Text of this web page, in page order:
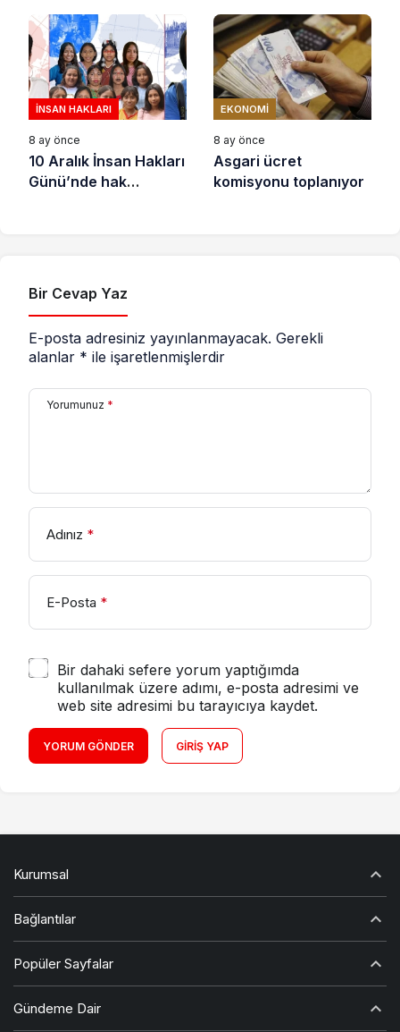
açıkladı
litre sıvı yağ ele
geçirildi
İNSAN HAKLARI
8 ay önce
10 Aralık İnsan Hakları
Günü’nde hak
EKONOMI
8 ay önce
Asgari ücret
komisyonu toplanıyor
Bir Cevap Yaz
E-posta adresiniz yayınlanmayacak. Gerekli
alanlar * ile işaretlenmişlerdir
Yorumunuz *
Adınız *
E-Posta *
Bir dahaki sefere yorum yaptığımda
kullanılmak üzere adımı, e-posta adresimi ve
web site adresimi bu tarayıcıya kaydet.
YORUM GÖNDER GIRIŞ YAP
Kurumsal
Bağlantılar
Popüler Sayfalar
Gündeme Dair